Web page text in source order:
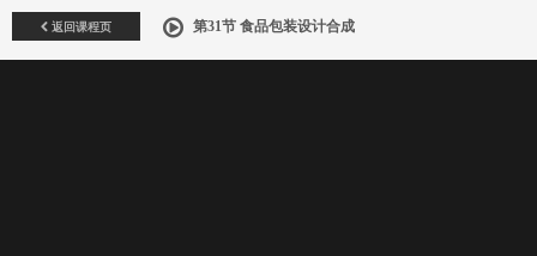
返回课程页 第31节 食品包装设计合成